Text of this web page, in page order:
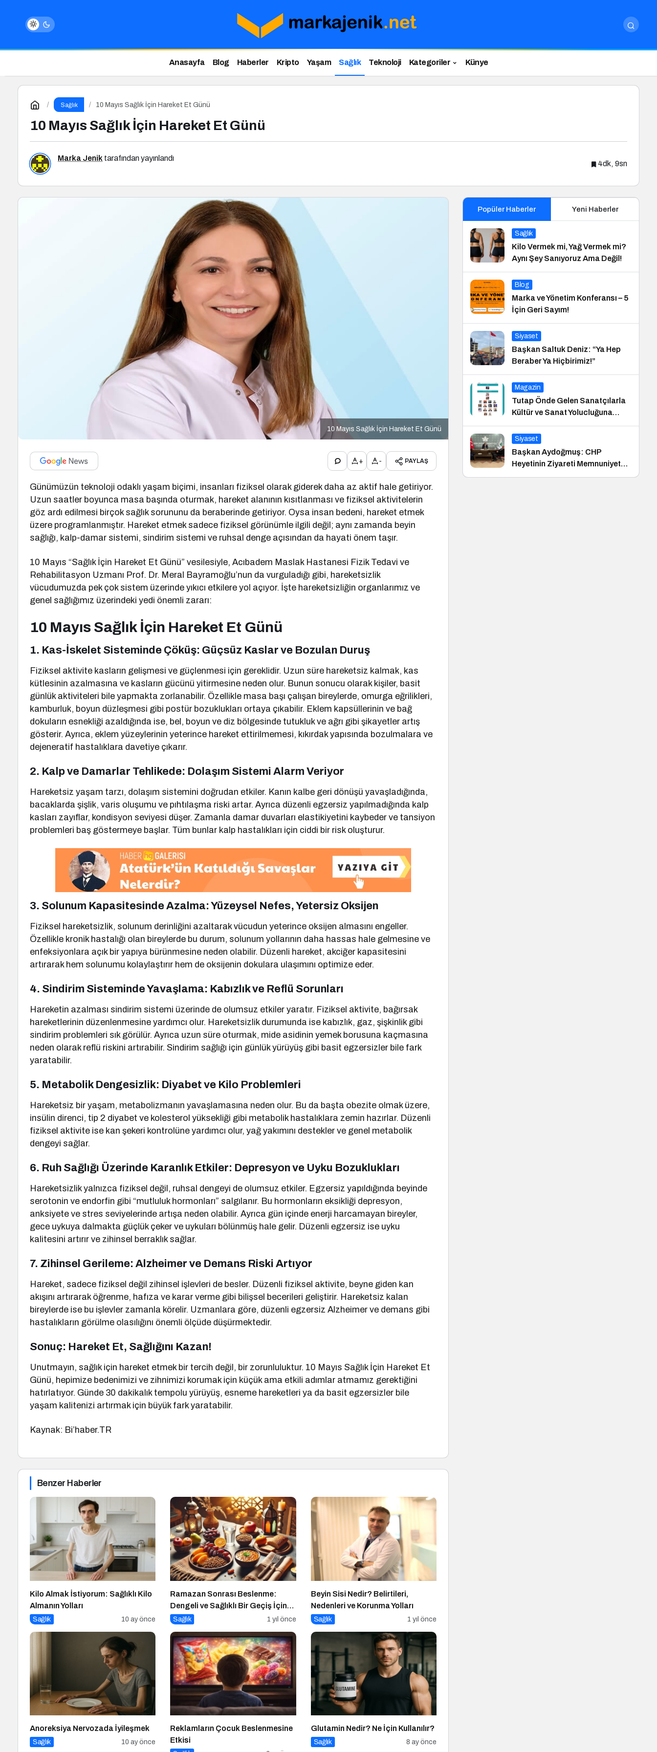
Anasayfa Blog Haberler Kripto Yaşam Sağlık Teknoloji Kategoriler Künye
Sağlık 10 Mayıs Sağlık İçin Hareket Et Günü
10 Mayıs Sağlık İçin Hareket Et Günü
Marka Jenik tarafından yayınlandı
4dk, 9sn
10 Mayıs Sağlık İçin Hareket Et Günü
+ - PAYLAŞ
Günümüzün teknoloji odaklı yaşam biçimi, insanları fiziksel olarak giderek daha az aktif hale getiriyor.
Uzun saatler boyunca masa başında oturmak, hareket alanının kısıtlanması ve fiziksel aktivitelerin
göz ardı edilmesi birçok sağlık sorununu da beraberinde getiriyor. Oysa insan bedeni, hareket etmek
üzere programlanmıştır. Hareket etmek sadece fiziksel görünümle ilgili değil; aynı zamanda beyin
sağlığı, kalp-damar sistemi, sindirim sistemi ve ruhsal denge açısından da hayati önem taşır.
10 Mayıs “Sağlık İçin Hareket Et Günü” vesilesiyle, Acıbadem Maslak Hastanesi Fizik Tedavi ve
Rehabilitasyon Uzmanı Prof. Dr. Meral Bayramoğlu’nun da vurguladığı gibi, hareketsizlik
vücudumuzda pek çok sistem üzerinde yıkıcı etkilere yol açıyor. İşte hareketsizliğin organlarımız ve
genel sağlığımız üzerindeki yedi önemli zararı:
10 Mayıs Sağlık İçin Hareket Et Günü
1. Kas-İskelet Sisteminde Çöküş: Güçsüz Kaslar ve Bozulan Duruş
Fiziksel aktivite kasların gelişmesi ve güçlenmesi için gereklidir. Uzun süre hareketsiz kalmak, kas
kütlesinin azalmasına ve kasların gücünü yitirmesine neden olur. Bunun sonucu olarak kişiler, basit
günlük aktiviteleri bile yapmakta zorlanabilir. Özellikle masa başı çalışan bireylerde, omurga eğrilikleri,
kamburluk, boyun düzleşmesi gibi postür bozuklukları ortaya çıkabilir. Eklem kapsüllerinin ve bağ
dokuların esnekliği azaldığında ise, bel, boyun ve diz bölgesinde tutukluk ve ağrı gibi şikayetler artış
gösterir. Ayrıca, eklem yüzeylerinin yeterince hareket ettirilmemesi, kıkırdak yapısında bozulmalara ve
dejeneratif hastalıklara davetiye çıkarır.
2. Kalp ve Damarlar Tehlikede: Dolaşım Sistemi Alarm Veriyor
Hareketsiz yaşam tarzı, dolaşım sistemini doğrudan etkiler. Kanın kalbe geri dönüşü yavaşladığında,
bacaklarda şişlik, varis oluşumu ve pıhtılaşma riski artar. Ayrıca düzenli egzersiz yapılmadığında kalp
kasları zayıflar, kondisyon seviyesi düşer. Zamanla damar duvarları elastikiyetini kaybeder ve tansiyon
problemleri baş göstermeye başlar. Tüm bunlar kalp hastalıkları için ciddi bir risk oluşturur.
3. Solunum Kapasitesinde Azalma: Yüzeysel Nefes, Yetersiz Oksijen
Fiziksel hareketsizlik, solunum derinliğini azaltarak vücudun yeterince oksijen almasını engeller.
Özellikle kronik hastalığı olan bireylerde bu durum, solunum yollarının daha hassas hale gelmesine ve
enfeksiyonlara açık bir yapıya bürünmesine neden olabilir. Düzenli hareket, akciğer kapasitesini
artırarak hem solunumu kolaylaştırır hem de oksijenin dokulara ulaşımını optimize eder.
4. Sindirim Sisteminde Yavaşlama: Kabızlık ve Reflü Sorunları
Hareketin azalması sindirim sistemi üzerinde de olumsuz etkiler yaratır. Fiziksel aktivite, bağırsak
hareketlerinin düzenlenmesine yardımcı olur. Hareketsizlik durumunda ise kabızlık, gaz, şişkinlik gibi
sindirim problemleri sık görülür. Ayrıca uzun süre oturmak, mide asidinin yemek borusuna kaçmasına
neden olarak reflü riskini artırabilir. Sindirim sağlığı için günlük yürüyüş gibi basit egzersizler bile fark
yaratabilir.
5. Metabolik Dengesizlik: Diyabet ve Kilo Problemleri
Hareketsiz bir yaşam, metabolizmanın yavaşlamasına neden olur. Bu da başta obezite olmak üzere,
insülin direnci, tip 2 diyabet ve kolesterol yüksekliği gibi metabolik hastalıklara zemin hazırlar. Düzenli
fiziksel aktivite ise kan şekeri kontrolüne yardımcı olur, yağ yakımını destekler ve genel metabolik
dengeyi sağlar.
6. Ruh Sağlığı Üzerinde Karanlık Etkiler: Depresyon ve Uyku Bozuklukları
Hareketsizlik yalnızca fiziksel değil, ruhsal dengeyi de olumsuz etkiler. Egzersiz yapıldığında beyinde
serotonin ve endorfin gibi “mutluluk hormonları” salgılanır. Bu hormonların eksikliği depresyon,
anksiyete ve stres seviyelerinde artışa neden olabilir. Ayrıca gün içinde enerji harcamayan bireyler,
gece uykuya dalmakta güçlük çeker ve uykuları bölünmüş hale gelir. Düzenli egzersiz ise uyku
kalitesini artırır ve zihinsel berraklık sağlar.
7. Zihinsel Gerileme: Alzheimer ve Demans Riski Artıyor
Hareket, sadece fiziksel değil zihinsel işlevleri de besler. Düzenli fiziksel aktivite, beyne giden kan
akışını artırarak öğrenme, hafıza ve karar verme gibi bilişsel becerileri geliştirir. Hareketsiz kalan
bireylerde ise bu işlevler zamanla körelir. Uzmanlara göre, düzenli egzersiz Alzheimer ve demans gibi
hastalıkların görülme olasılığını önemli ölçüde düşürmektedir.
Sonuç: Hareket Et, Sağlığını Kazan!
Unutmayın, sağlık için hareket etmek bir tercih değil, bir zorunluluktur. 10 Mayıs Sağlık İçin Hareket Et
Günü, hepimize bedenimizi ve zihnimizi korumak için küçük ama etkili adımlar atmamız gerektiğini
hatırlatıyor. Günde 30 dakikalık tempolu yürüyüş, esneme hareketleri ya da basit egzersizler bile
yaşam kalitenizi artırmak için büyük fark yaratabilir.
Kaynak: Bi’haber.TR
Benzer Haberler
Kilo Almak İstiyorum: Sağlıklı Kilo
Almanın Yolları
Sağlık 10 ay önce
Ramazan Sonrası Beslenme:
Dengeli ve Sağlıklı Bir Geçiş İçin
İpuçları
Sağlık 1 yıl önce
Beyin Sisi Nedir? Belirtileri,
Nedenleri ve Korunma Yolları
Sağlık 1 yıl önce
Anoreksiya Nervozada İyileşmek
Sağlık 10 ay önce
Reklamların Çocuk Beslenmesine
Etkisi
Glutamin Nedir? Ne İçin Kullanılır?
Sağlık 8 ay önce
Popüler Haberler Yeni Haberler
Sağlık
Kilo Vermek mi, Yağ Vermek mi?
Aynı Şey Sanıyoruz Ama Değil!
Blog
Marka ve Yönetim Konferansı – 5
İçin Geri Sayım!
Siyaset
Başkan Saltuk Deniz: “Ya Hep
Beraber Ya Hiçbirimiz!”
Magazin
Tutap Önde Gelen Sanatçılarla
Kültür ve Sanat Yolucluğuna
Devam Ediyor
Siyaset
Başkan Aydoğmuş: CHP
Heyetinin Ziyareti Memnuniyet
Verici